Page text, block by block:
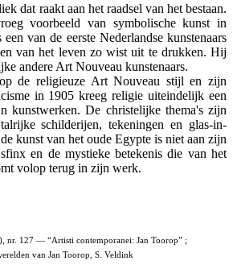
dat raakt aan het raadsel van het bestaan.
voorbeeld van symbolische kunst in
van de eerste Nederlandse kunstenaars
van het leven zo wist uit te drukken. Hij
andere Art Nouveau kunstenaars.
de religieuze Art Nouveau stijl en zijn
in 1905 kreeg religie uiteindelijk een
kunstwerken. De christelijke thema's zijn
schilderijen, tekeningen en glas-in-
kunst van het oude Egypte is niet aan zijn
en de mystieke betekenis die van het
volop terug in zijn werk.
nr. 127 — “Artisti contemporanei: Jan Toorop” ;
van Jan Toorop, S. Veldink